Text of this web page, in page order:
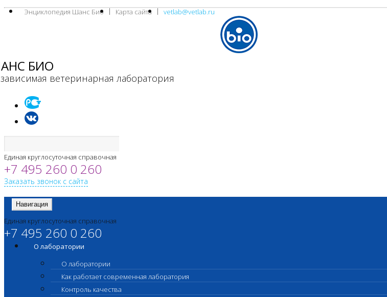
Энциклопедия Шанс Био Карта сайта vetlab@vetlab.ru
БИО
ветеринарная лаборатория
Единая круглосуточная справочная
+7 495 260 0 260
Заказать звонок с сайта
Навигация
Единая круглосуточная справочная
+7 495 260 0 260
О лаборатории
О лаборатории
Как работает современная лаборатория
Контроль качества